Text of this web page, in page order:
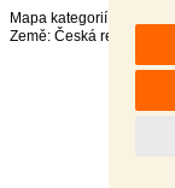
Mapa kategorií
Země: Česká republika